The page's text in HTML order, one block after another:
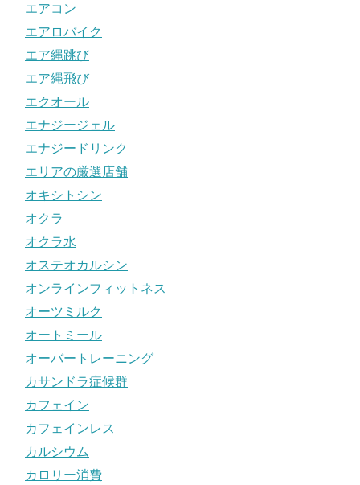
エアコン
エアロバイク
エア縄跳び
エア縄飛び
エクオール
エナジージェル
エナジードリンク
エリアの厳選店舗
オキシトシン
オクラ
オクラ水
オステオカルシン
オンラインフィットネス
オーツミルク
オートミール
オーバートレーニング
カサンドラ症候群
カフェイン
カフェインレス
カルシウム
カロリー消費